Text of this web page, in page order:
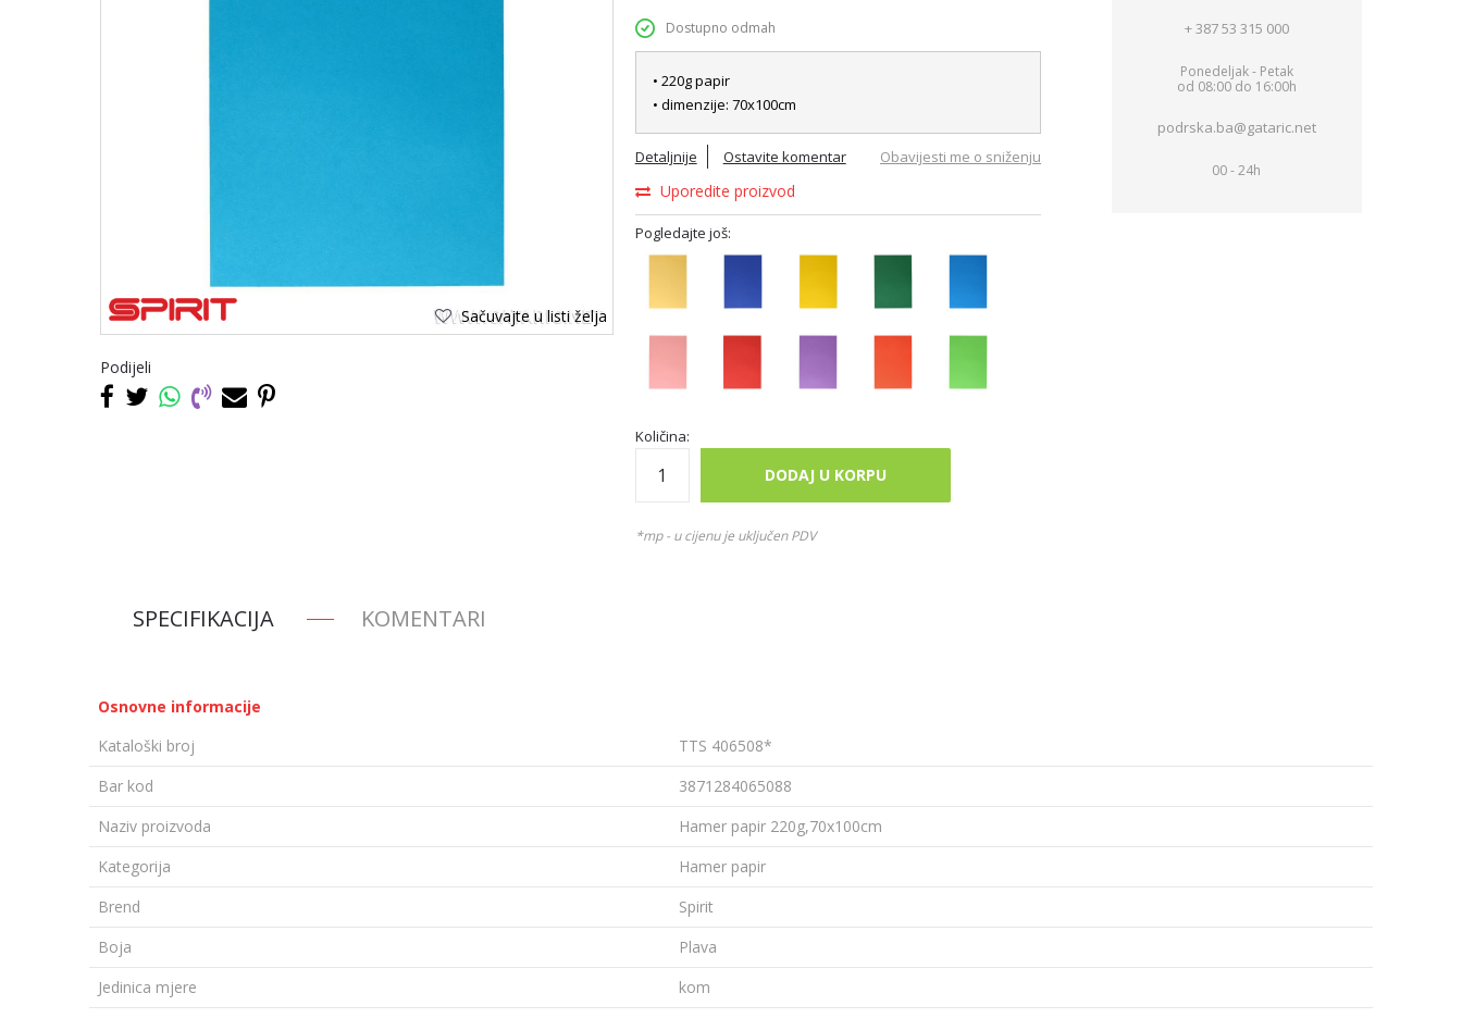
Sačuvajte u listi želja
Podijeli
Dostupno odmah
• 220g papir
• dimenzije: 70x100cm
Detaljnije Ostavite komentar
Uporedite proizvod
Obavijesti me o sniženju
Pogledajte još:
Količina:
DODAJ U KORPU
*mp - u cijenu je uključen PDV
+ 387 53 315 000
Ponedeljak - Petak
od 08:00 do 16:00h
podrska.ba@gataric.net
00 - 24h
SPECIFIKACIJA KOMENTARI
Osnovne informacije
Kataloški broj
TTS 406508*
Bar kod
3871284065088
Naziv proizvoda
Hamer papir 220g,70x100cm
Kategorija
Hamer papir
Brend
Spirit
Boja
Plava
Jedinica mjere
kom